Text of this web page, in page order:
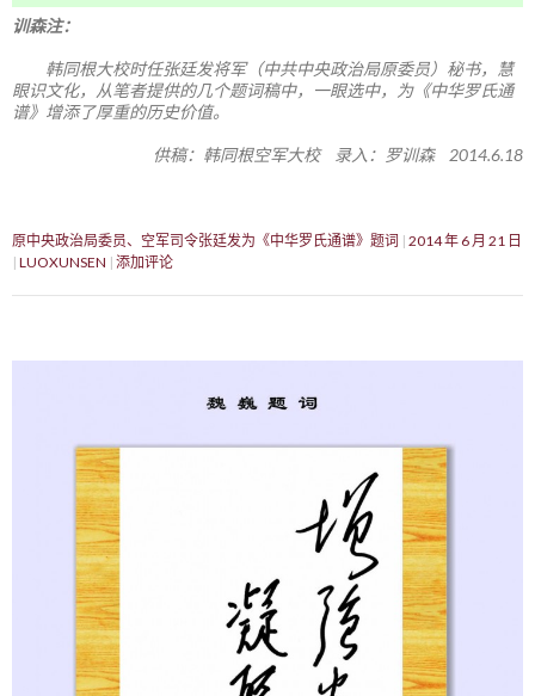
训森注：
韩同根大校时任张廷发将军（中共中央政治局原委员）秘书，慧
眼识文化，从笔者提供的几个题词稿中，一眼选中，为《中华罗氏通
谱》增添了厚重的历史价值。
供稿：韩同根空军大校 录入：罗训森 2014.6.18
原中央政治局委员、空军司令张廷发为《中华罗氏通谱》题词 2014 年 6 月 21 日
LUOXUNSEN 添加评论